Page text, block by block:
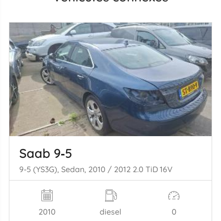
Saab 9‑5
9-5 (YS3G), Sedan, 2010 / 2012 2.0 TiD 16V
2010 diesel 0